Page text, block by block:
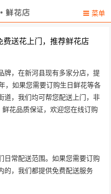
菜单
费送花上门，推荐鲜花店
牌，在新河县现有多家分店，提
，如果您需要订购生日鲜花等各
道，我们均可帮您配送上门，非
花品质保证，欢迎您在线订购
日常配送范围。如果您需要订购
的，我们都提供免费配送服务